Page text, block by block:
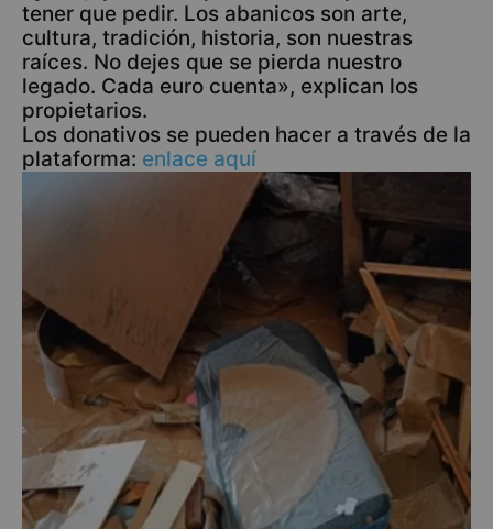
tener que pedir. Los abanicos son arte,
cultura, tradición, historia, son nuestras
raíces. No dejes que se pierda nuestro
legado. Cada euro cuenta», explican los
propietarios.
Los donativos se pueden hacer a través de la
plataforma: enlace aquí